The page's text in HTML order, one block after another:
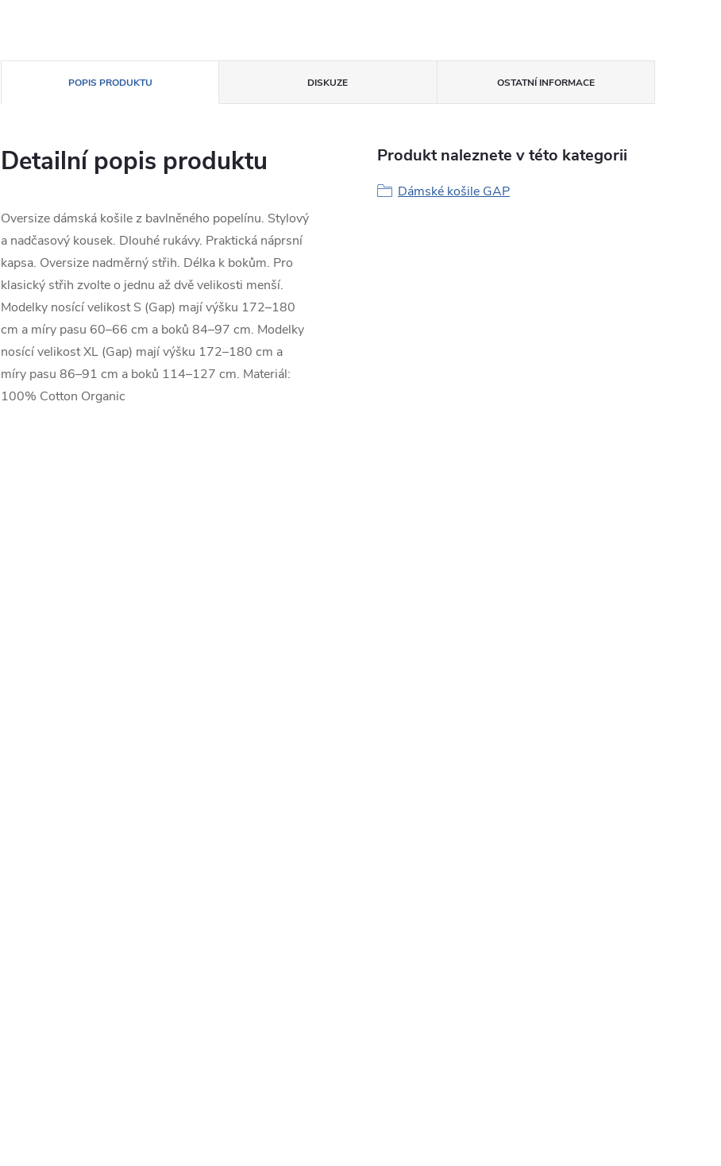
POPIS PRODUKTU DISKUZE OSTATNÍ INFORMACE
Detailní popis produktu
Oversize dámská košile z bavlněného popelínu. Stylový
a nadčasový kousek. Dlouhé rukávy. Praktická náprsní
kapsa. Oversize nadměrný střih. Délka k bokům. Pro
klasický střih zvolte o jednu až dvě velikosti menší.
Modelky nosící velikost S (Gap) mají výšku 172–180
cm a míry pasu 60–66 cm a boků 84–97 cm. Modelky
nosící velikost XL (Gap) mají výšku 172–180 cm a
míry pasu 86–91 cm a boků 114–127 cm. Materiál:
100% Cotton Organic
Produkt naleznete v této kategorii
Dámské košile GAP